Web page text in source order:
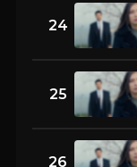
24
25
26